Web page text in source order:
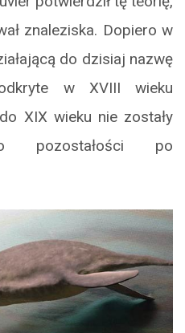
znaleziska. Dopiero w
do dzisiaj nazwę
w XVIII wieku
XIX wieku nie zostały
pozostałości po